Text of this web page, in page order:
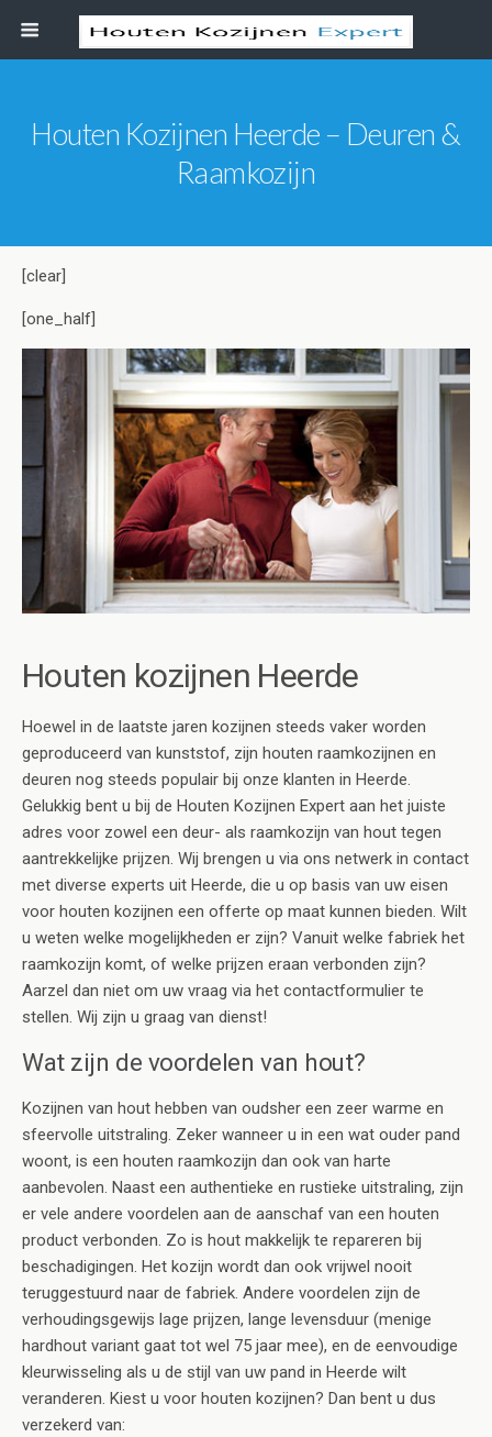
Houten Kozijnen Heerde – Deuren &
Raamkozijn
[clear]
[one_half]
Houten kozijnen Heerde
Hoewel in de laatste jaren kozijnen steeds vaker worden
geproduceerd van kunststof, zijn houten raamkozijnen en
deuren nog steeds populair bij onze klanten in Heerde.
Gelukkig bent u bij de Houten Kozijnen Expert aan het juiste
adres voor zowel een deur- als raamkozijn van hout tegen
aantrekkelijke prijzen. Wij brengen u via ons netwerk in contact
met diverse experts uit Heerde, die u op basis van uw eisen
voor houten kozijnen een offerte op maat kunnen bieden. Wilt
u weten welke mogelijkheden er zijn? Vanuit welke fabriek het
raamkozijn komt, of welke prijzen eraan verbonden zijn?
Aarzel dan niet om uw vraag via het contactformulier te
stellen. Wij zijn u graag van dienst!
Wat zijn de voordelen van hout?
Kozijnen van hout hebben van oudsher een zeer warme en
sfeervolle uitstraling. Zeker wanneer u in een wat ouder pand
woont, is een houten raamkozijn dan ook van harte
aanbevolen. Naast een authentieke en rustieke uitstraling, zijn
er vele andere voordelen aan de aanschaf van een houten
product verbonden. Zo is hout makkelijk te repareren bij
beschadigingen. Het kozijn wordt dan ook vrijwel nooit
teruggestuurd naar de fabriek. Andere voordelen zijn de
verhoudingsgewijs lage prijzen, lange levensduur (menige
hardhout variant gaat tot wel 75 jaar mee), en de eenvoudige
kleurwisseling als u de stijl van uw pand in Heerde wilt
veranderen. Kiest u voor houten kozijnen? Dan bent u dus
verzekerd van: